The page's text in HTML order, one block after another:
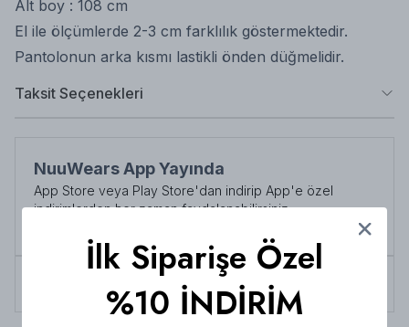
Alt boy : 108 cm
El ile ölçümlerde 2-3 cm farklılık göstermektedir.
Pantolonun arka kısmı lastikli önden düğmelidir.
Taksit Seçenekleri
NuuWears App Yayında
App Store veya Play Store'dan indirip App'e özel
indirimlerden her zaman faydalanabilirsiniz
Tüm siparişlerde 3000 TL üzeri kargo ücretsiz!
İlk Siparişe Özel
%10 İNDİRİM